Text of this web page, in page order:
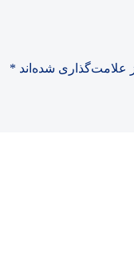
علامت‌گذاری شده‌اند *